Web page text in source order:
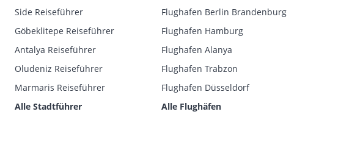
Side Reiseführer
Göbeklitepe Reiseführer
Antalya Reiseführer
Oludeniz Reiseführer
Marmaris Reiseführer
Alle Stadtführer
Flughafen Berlin Brandenburg
Flughafen Hamburg
Flughafen Alanya
Flughafen Trabzon
Flughafen Düsseldorf
Alle Flughäfen